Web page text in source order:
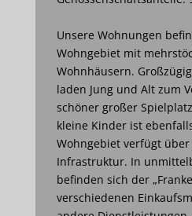
Unsere Wohnungen
Wohngebiet mit
Wohnhäusern.
laden Jung und Alt zum
schöner großer
kleine Kinder ist
Wohngebiet verfügt
Infrastruktur. In
befinden sich der
verschiedenen